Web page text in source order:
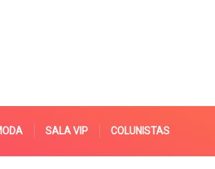
SALA VIP COLUNISTAS